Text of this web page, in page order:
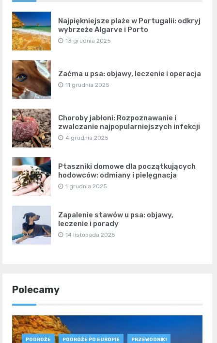
Najpiękniejsze plaże w Portugalii: odkryj
wybrzeże Algarve i Porto
13 grudnia 2025
Zaćma u psa: objawy, leczenie i operacja
11 grudnia 2025
Choroby jabłoni: Rozpoznawanie i
zwalczanie najpopularniejszych infekcji
4 grudnia 2025
Ptaszniki domowe dla początkujących
hodowców: odmiany i pielęgnacja
1 grudnia 2025
Zapalenie stawów u psa: objawy,
leczenie i porady
14 listopada 2025
Polecamy
PODRÓŻE PODRÓŻE PO EUROPIE PRZEWODNIKI